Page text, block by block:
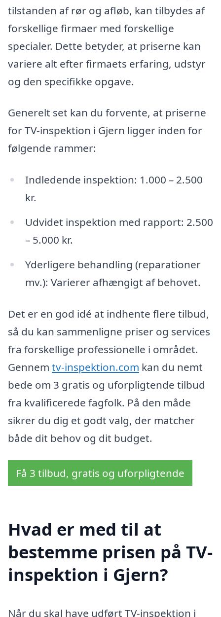
tilstanden af rør og afløb, kan tilbydes af
forskellige firmaer med forskellige
specialer. Dette betyder, at priserne kan
variere alt efter firmaets erfaring, udstyr
og den specifikke opgave.
Generelt set kan du forvente, at priserne
for TV-inspektion i Gjern ligger inden for
følgende rammer:
Indledende inspektion: 1.000 – 2.500
kr.
Udvidet inspektion med rapport: 2.500
– 5.000 kr.
Yderligere behandling (reparationer
mv.): Varierer afhængigt af behovet.
Det er en god idé at indhente flere tilbud,
så du kan sammenligne priser og services
fra forskellige professionelle i området.
Gennem tv-inspektion.com kan du nemt
bede om 3 gratis og uforpligtende tilbud
fra kvalificerede fagfolk. På den måde
sikrer du dig et godt valg, der matcher
både dit behov og dit budget.
Få 3 tilbud, gratis og uforpligtende
Hvad er med til at
bestemme prisen på TV-
inspektion i Gjern?
Når du skal have udført TV-inspektion i